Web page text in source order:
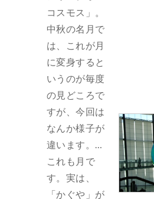
コスモス」。
中秋の名月で
は、これが月
に変身すると
いうのが毎度
の見どころで
すが、今回は
なんか様子が
違います。…
これも月で
す。実は、
「かぐや」が